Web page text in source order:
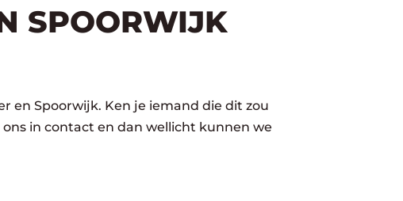
SPOORWIJK
en Spoorwijk. Ken je iemand die dit zou
in contact en dan wellicht kunnen we